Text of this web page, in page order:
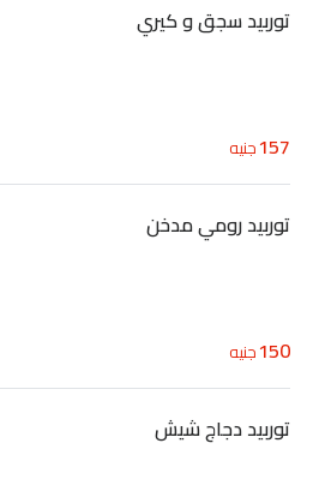
توربيد سجق و كيري
157جنيه
توربيد رومي مدخن
150جنيه
توربيد دجاج شيش